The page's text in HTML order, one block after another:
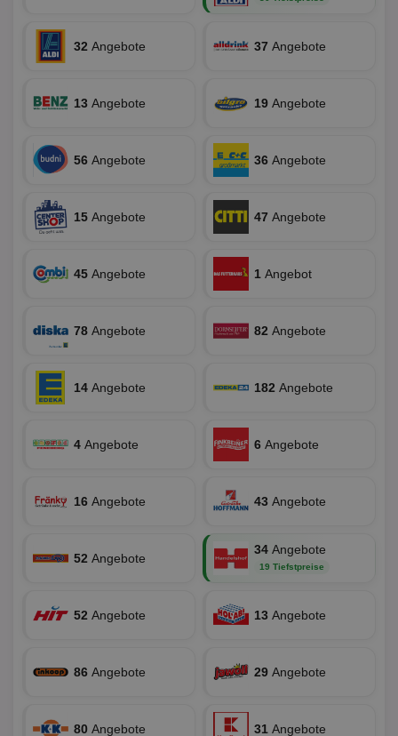
32 Angebote 37 Angebote
13 Angebote 19 Angebote
56 Angebote 36 Angebote
15 Angebote 47 Angebote
45 Angebote 1 Angebot
78 Angebote 82 Angebote
14 Angebote 182 Angebote
4 Angebote 6 Angebote
16 Angebote 43 Angebote
52 Angebote
34 Angebote
19 Tiefstpreise
52 Angebote 13 Angebote
86 Angebote 29 Angebote
80 Angebote 31 Angebote
Performance
Targeting
Unklassifizierte
wesentliche Kernfunktionen der Website wie die
aktionspreis.de
securitytoken
aktionspreis.de
www.aktionspreis.de
CookieScriptConsent
CookieScript
1 Monat